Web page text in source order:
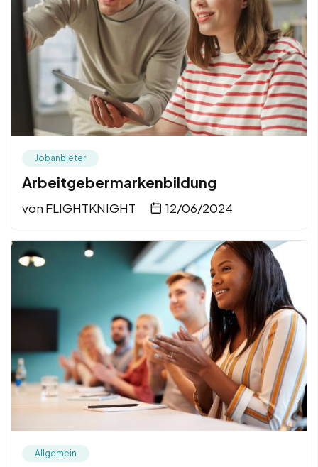
Jobanbieter
Arbeitgebermarkenbildung
von FLIGHTKNIGHT 12/06/2024
Allgemein